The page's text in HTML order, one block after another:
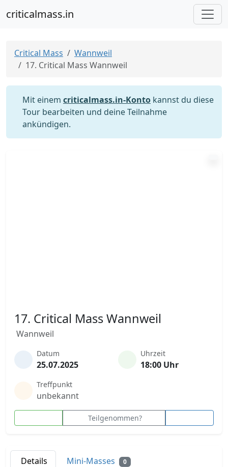
criticalmass.in
Critical Mass
Wannweil
17. Critical Mass Wannweil
Mit einem criticalmass.in-Konto kannst du diese
Tour bearbeiten und deine Teilnahme
ankündigen.
17. Critical Mass Wannweil
Wannweil
Datum
25.07.2025
Uhrzeit
18:00 Uhr
Treffpunkt
unbekannt
Teilgenommen?
Details Mini-Masses 0